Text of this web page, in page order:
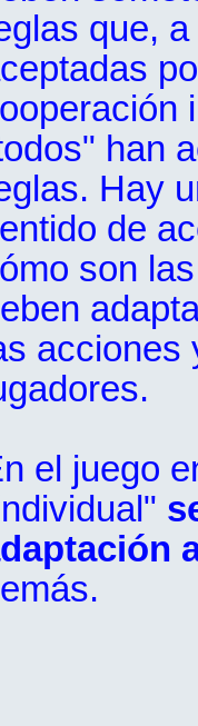
que,
han
Hay
de
son
acciones
el juego